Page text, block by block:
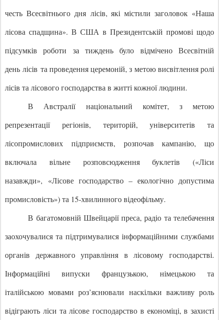
честь Всесвітнього дня лісів, які містили заголовок «Наша
лісова спадщина». В США в Президентській промові щодо
підсумків роботи за тиждень було відмічено Всесвітній
день лісів та проведення церемоній, з метою висвітлення ролі
лісів та лісового господарства в житті кожної людини.
В Австралії національний комітет, з метою
репрезентації регіонів, територій, університетів та
лісопромислових підприємств, розпочав кампанію, що
включала вільне розповсюдження буклетів («Ліси
назавжди», «Лісове господарство – екологічно допустима
промисловість») та 15-хвилинного відеофільму.
В багатомовній Швейцарії преса, радіо та телебачення
заохочувалися та підтримувалися інформаційними службами
органів державного управління в лісовому господарстві.
Інформаційні випуски французькою, німецькою та
італійською мовами роз’яснювали наскільки важливу роль
відіграють ліси та лісове господарство в економіці, в захисті